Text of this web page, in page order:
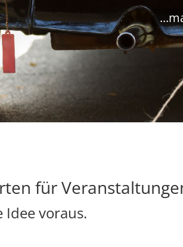
für
Idee voraus.